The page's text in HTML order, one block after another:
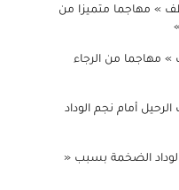
» مهاجما متميزا من
مهاجما من الرجاء
أمام نجم الوداد
الضخمة بسبب «